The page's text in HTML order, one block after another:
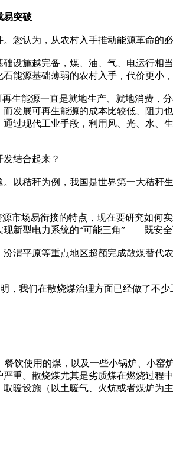
易突破
您认为，从农村入手推动能源革命的
设施越完备，煤、油、气、电运行相
能源基础薄弱的农村入手，代价更小
生能源一直是就地生产、就地消费，
而发展可再生能源的成本比较低、阻力
过现代工业手段，利用风、光、水、
结合起来？
以秸秆为例，我国是世界第一大秸秆
市场易衔接的特点，现在要研究如何
新型电力系统的“可能三角”——既安全
渭平原等重点地区超额完成散煤替代
，我们在散烧煤治理方面已经做了不
饮使用的煤，以及一些小锅炉、小窑
重。散烧煤尤其是劣质煤在燃烧过程
暖设施（以土暖气、火炕或者煤炉为